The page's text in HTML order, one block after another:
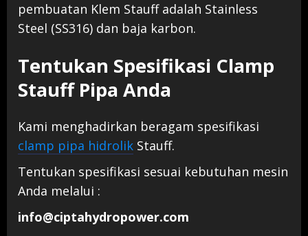
pembuatan Klem Stauff adalah Stainless
Steel (SS316) dan baja karbon.
Tentukan Spesifikasi Clamp
Stauff Pipa Anda
Kami menghadirkan beragam spesifikasi
clamp pipa hidrolik Stauff.
Tentukan spesifikasi sesuai kebutuhan mesin
Anda melalui :
info@ciptahydropower.com